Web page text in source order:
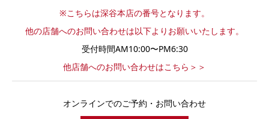
※こちらは深谷本店の番号となります。
他の店舗へのお問い合わせは以下よりお願いいたします。
受付時間AM10:00〜PM6:30
他店舗へのお問い合わせはこちら＞＞
オンラインでのご予約・お問い合わせ